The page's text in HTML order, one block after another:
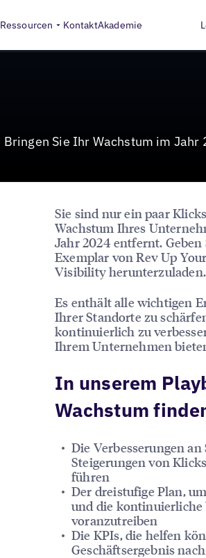
Ressourcen KontaktAkademie
Bringen Sie Ihr Wachstum im
Sie sind nur ein paar
Wachstum Ihres
Jahr 2024 entfernt.
Exemplar von Rev Up
Visibility herunterzuladen.
Es enthält alle wichtigen
Ihrer Standorte zu
kontinuierlich zu
Ihrem Unternehmen
In unserem
Wachstum
Die Verbesserungen
Steigerungen von
führen
Der dreistufige Plan,
und die kontinuierliche
voranzutreiben
Die KPIs, die helfen
Geschäftsergebnis